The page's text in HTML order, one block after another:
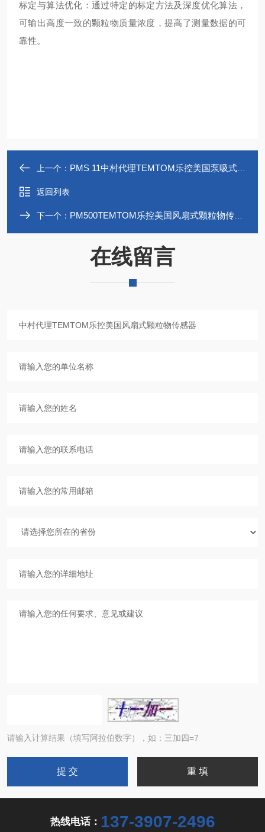
标定与算法优化：通过特定的标定方法及深度优化算法，
可输出高度一致的颗粒物质量浓度，提高了测量数据的可
靠性。
上一个： PMS 11中村代理TEMTOM乐控美国泵吸式粒子传感器
返回列表
下一个： PM500TEMTOM乐控美国风扇式颗粒物传感器
在线留言
请输入计算结果（填写阿拉伯数字），如：三加四=7
热线电话： 137-3907-2496